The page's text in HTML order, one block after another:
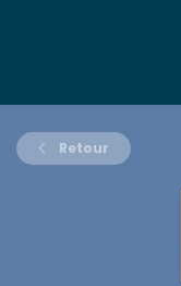
Retour